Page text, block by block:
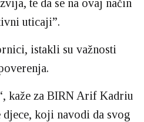
te da se na ovaj način
uticaji”.
istakli su važnosti
kaže za BIRN Arif Kadriu
koji navodi da svog